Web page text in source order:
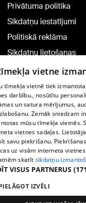
Privātuma politika
Sīkdatņu iestatījumi
Politiskā reklāma
Sīkdatņu lietošanas
noteikumi
Komentāru
TV programma
Līguma noteikumi
360 Ziņu kontakti
Helio Media
Portāla palīdzības
vietne
tīmekļa vietnē tiek
darbību., nosūtītu
un satura mērījumus,
Zemāk sniedzam
mūsu tīmekļa vietnēs.
vietnes sadaļas.
savu piekrišanu.
uz visām interneta
skatīt sīkdatņu
VISUS PARTNERUS
IZVĒLI